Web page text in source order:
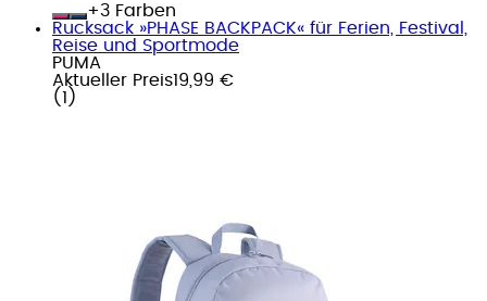
+
Farben
Rucksack »PHASE BACKPACK« für Ferien, Festival,
Reise und Sportmode
PUMA
Aktueller Preis19,99 €
( 1 )